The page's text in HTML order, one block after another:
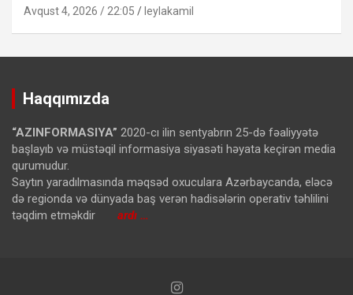
Avqust 4, 2026 / 22:05 leylakamil
Haqqımızda
“AZINFORMASIYA” 2020-cı ilin sentyabrın 25-də fəaliyyətə
başlayıb və müstəqil informasiya siyasəti həyata keçirən media
qurumudur.
Saytın yaradılmasında məqsəd oxuculara Azərbaycanda, eləcə
də regionda və dünyada baş verən hadisələrin operativ təhlilini
təqdim etməkdir ardı …